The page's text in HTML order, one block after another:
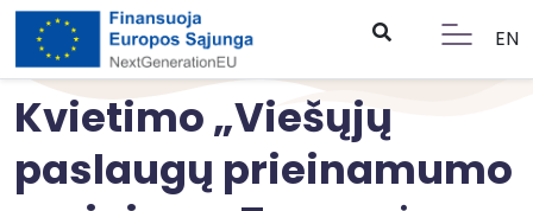
EN
Kvietimo „Viešųjų
paslaugų prieinamumo